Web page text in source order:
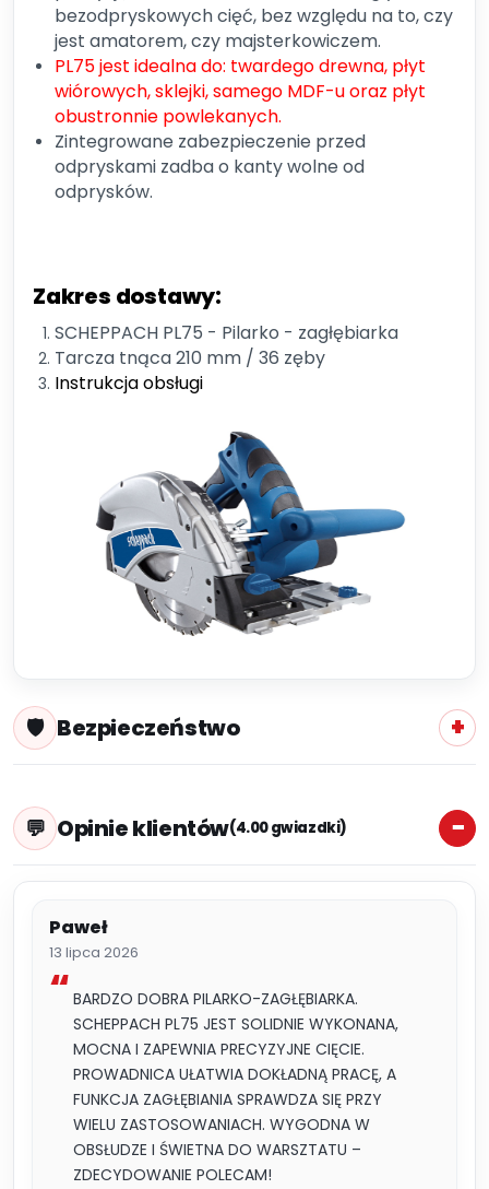
bezodpryskowych cięć, bez względu na to, czy
jest amatorem, czy majsterkowiczem.
PL75 jest idealna do: twardego drewna, płyt
wiórowych, sklejki, samego MDF-u oraz płyt
obustronnie powlekanych.
Zintegrowane zabezpieczenie przed
odpryskami zadba o kanty wolne od
odprysków.
Zakres dostawy:
SCHEPPACH PL75 - Pilarko - zagłębiarka
Tarcza tnąca 210 mm / 36 zęby
Instrukcja obsługi
Bezpieczeństwo
Opinie klientów(4.00 gwiazdki)
Paweł
13 lipca 2026
BARDZO DOBRA PILARKO-ZAGŁĘBIARKA.
SCHEPPACH PL75 JEST SOLIDNIE WYKONANA,
MOCNA I ZAPEWNIA PRECYZYJNE CIĘCIE.
PROWADNICA UŁATWIA DOKŁADNĄ PRACĘ, A
FUNKCJA ZAGŁĘBIANIA SPRAWDZA SIĘ PRZY
WIELU ZASTOSOWANIACH. WYGODNA W
OBSŁUDZE I ŚWIETNA DO WARSZTATU –
ZDECYDOWANIE POLECAM!